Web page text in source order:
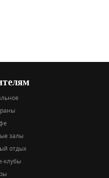
залы
отдых
клубы